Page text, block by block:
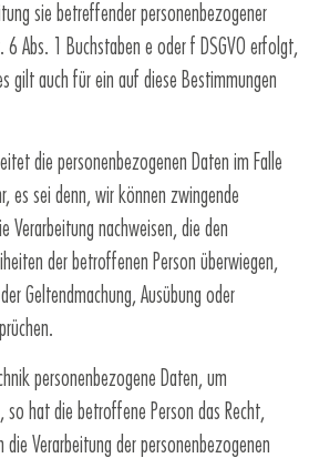
sie betreffender personenbezogener
6 Abs. 1 Buchstaben e oder f DSGVO erfolgt,
gilt auch für ein auf diese Bestimmungen
die personenbezogenen Daten im Falle
es sei denn, wir können zwingende
Verarbeitung nachweisen, die den
der betroffenen Person überwiegen,
Geltendmachung, Ausübung oder
personenbezogene Daten, um
so hat die betroffene Person das Recht,
Verarbeitung der personenbezogenen